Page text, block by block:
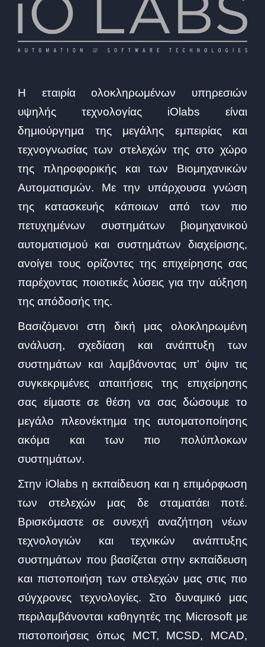
v
i
Η εταιρία ολοκληρωμένων υπηρεσιών
υψηλής τεχνολογίας iOlabs είναι
δημιούργημα της μεγάλης εμπειρίας και
τεχνογνωσίας των στελεχών της στο χώρο
της πληροφορικής και των Βιομηχανικών
Αυτοματισμών. Με την υπάρχουσα γνώση
της κατασκευής κάποιων από των πιο
πετυχημένων συστημάτων βιομηχανικού
αυτοματισμού και συστημάτων διαχείρισης,
ανοίγει τους ορίζοντες της επιχείρησης σας
παρέχοντας ποιοτικές λύσεις για την αύξηση
της απόδοσής της.
Βασιζόμενοι στη δική μας ολοκληρωμένη
ανάλυση, σχεδίαση και ανάπτυξη των
συστημάτων και λαμβάνοντας υπ’ όψιν τις
συγκεκριμένες απαιτήσεις της επιχείρησης
σας είμαστε σε θέση να σας δώσουμε το
μεγάλο πλεονέκτημα της αυτοματοποίησης
ακόμα και των πιο πολύπλοκων
συστημάτων.
Στην iOlabs η εκπαίδευση και η επιμόρφωση
των στελεχών μας δε σταματάει ποτέ.
Βρισκόμαστε σε συνεχή αναζήτηση νέων
τεχνολογιών και τεχνικών ανάπτυξης
συστημάτων που βασίζεται στην εκπαίδευση
και πιστοποιήση των στελεχών μας στις πιο
σύγχρονες τεχνολογίες. Στο δυναμικό μας
περιλαμβάνονται καθηγητές της Microsoft με
πιστοποιήσεις όπως MCT, MCSD, MCAD,